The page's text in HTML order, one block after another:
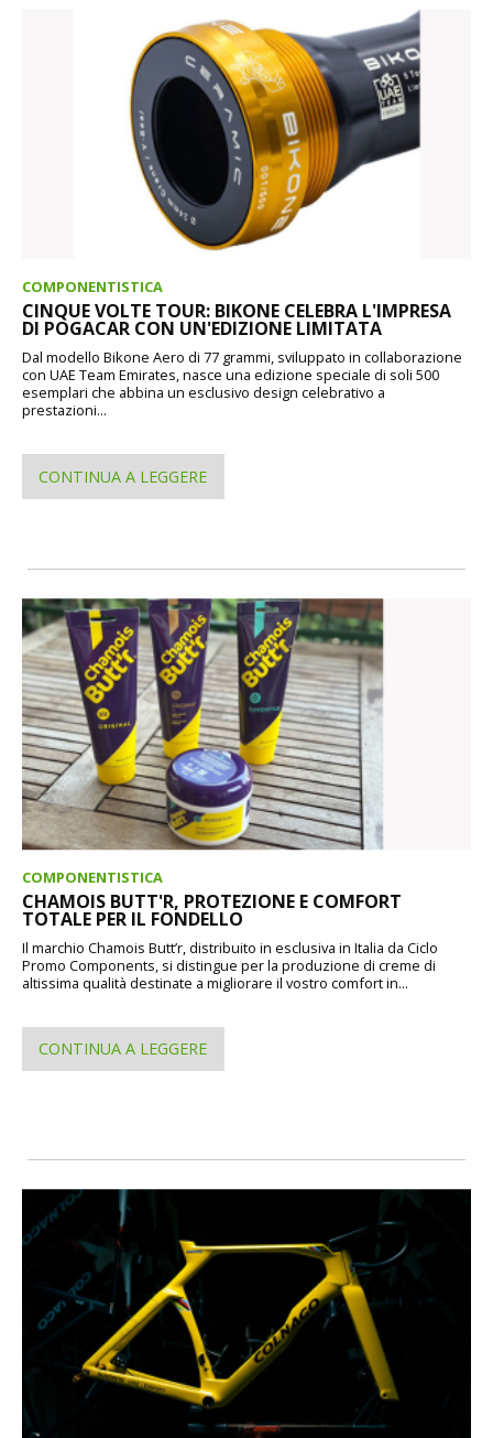
COMPONENTISTICA
CINQUE VOLTE TOUR: BIKONE CELEBRA L'IMPRESA
DI POGACAR CON UN'EDIZIONE LIMITATA
Dal modello Bikone Aero di 77 grammi, sviluppato in collaborazione
con UAE Team Emirates, nasce una edizione speciale di soli 500
esemplari che abbina un esclusivo design celebrativo a
prestazioni...
CONTINUA A LEGGERE
COMPONENTISTICA
CHAMOIS BUTT'R, PROTEZIONE E COMFORT
TOTALE PER IL FONDELLO
Il marchio Chamois Butt’r, distribuito in esclusiva in Italia da Ciclo
Promo Components, si distingue per la produzione di creme di
altissima qualità destinate a migliorare il vostro comfort in...
CONTINUA A LEGGERE